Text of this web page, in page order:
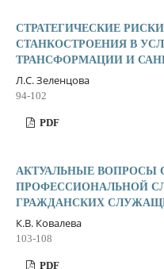
СТРАТЕГИЧЕСКИЕ
СТАНКОСТРОЕНИЯ В
ТРАНСФОРМАЦИИ И
Л.С. Зеленцова
94-102
PDF
АКТУАЛЬНЫЕ ВОПРОСЫ
ПРОФЕССИОНАЛЬНОЙ
ГРАЖДАНСКИХ
К.В. Ковалева
103-108
PDF